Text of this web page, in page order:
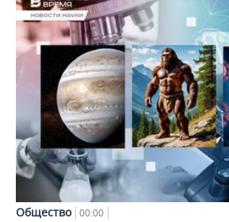
Общество 00:00